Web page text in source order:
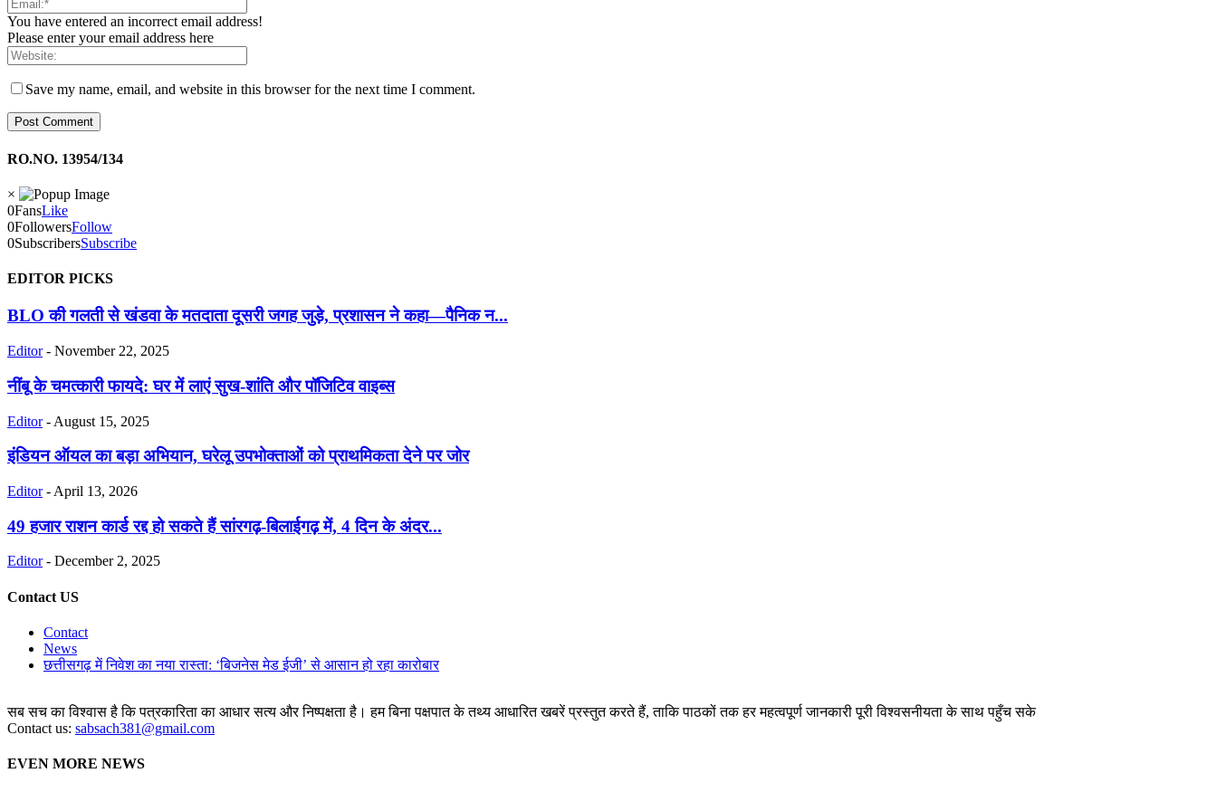
You have entered an incorrect email address!
Please enter your email address here
Save my name, email, and website in this browser for the next time I comment.
RO.NO. 13954/134
×
0FansLike
0FollowersFollow
0SubscribersSubscribe
EDITOR PICKS
BLO की गलती से खंडवा के मतदाता दूसरी जगह जुड़े, प्रशासन ने कहा—पैनिक न...
Editor - November 22, 2025
नींबू के चमत्कारी फायदे: घर में लाएं सुख-शांति और पॉजिटिव वाइब्स
Editor - August 15, 2025
इंडियन ऑयल का बड़ा अभियान, घरेलू उपभोक्ताओं को प्राथमिकता देने पर जोर
Editor - April 13, 2026
49 हजार राशन कार्ड रद्द हो सकते हैं सांरगढ़-बिलाईगढ़ में, 4 दिन के अंदर...
Editor - December 2, 2025
Contact US
Contact
News
छत्तीसगढ़ में निवेश का नया रास्ता: ‘बिजनेस मेड ईजी’ से आसान हो रहा कारोबार
सब सच का विश्वास है कि पत्रकारिता का आधार सत्य और निष्पक्षता है। हम बिना पक्षपात के तथ्य आधारित खबरें प्रस्तुत करते हैं, ताकि पाठकों तक हर महत्वपूर्ण जानकारी पूरी विश्वसनीयता के साथ पहुँच सके
Contact us: sabsach381@gmail.com
EVEN MORE NEWS